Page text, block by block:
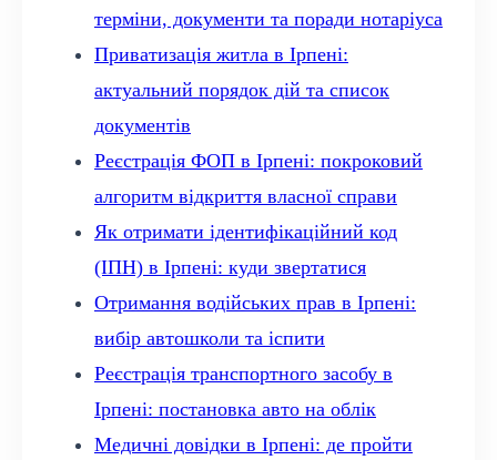
терміни, документи та поради нотаріуса
Приватизація житла в Ірпені:
актуальний порядок дій та список
документів
Реєстрація ФОП в Ірпені: покроковий
алгоритм відкриття власної справи
Як отримати ідентифікаційний код
(ІПН) в Ірпені: куди звертатися
Отримання водійських прав в Ірпені:
вибір автошколи та іспити
Реєстрація транспортного засобу в
Ірпені: постановка авто на облік
Медичні довідки в Ірпені: де пройти